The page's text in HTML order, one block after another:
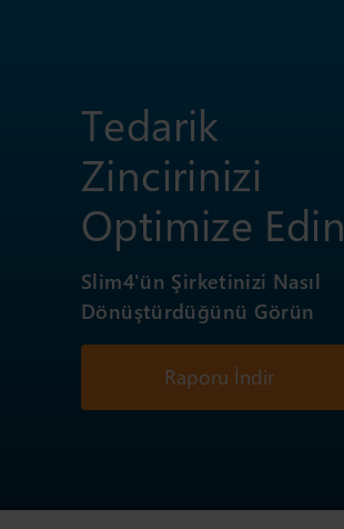
Tedarik
Zincirinizi
Optimize Edin
Slim4'ün Şirketinizi Nasıl
Dönüştürdüğünü Görün
Raporu İndir